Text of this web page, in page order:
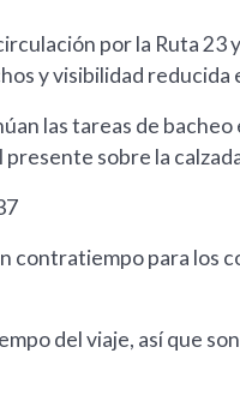
por la Ruta
y visibilidad
las tareas de
sobre la
contratiempo para los
del viaje, así que